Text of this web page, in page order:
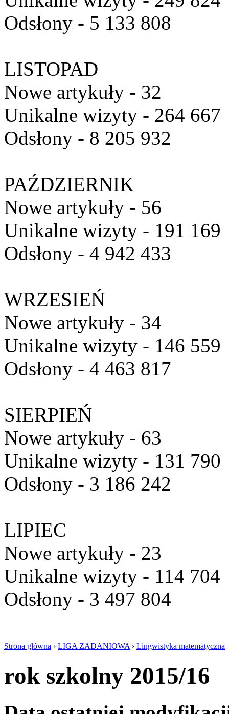
Odsłony - 5 133 808
LISTOPAD
Nowe artykuły - 32
Unikalne wizyty - 264 667
Odsłony - 8 205 932
PAŹDZIERNIK
Nowe artykuły - 56
Unikalne wizyty - 191 169
Odsłony - 4 942 433
WRZESIEŃ
Nowe artykuły - 34
Unikalne wizyty - 146 559
Odsłony - 4 463 817
SIERPIEŃ
Nowe artykuły - 63
Unikalne wizyty - 131 790
Odsłony - 3 186 242
LIPIEC
Nowe artykuły - 23
Unikalne wizyty - 114 704
Odsłony - 3 497 804
Strona główna › LIGA ZADANIOWA › Lingwistyka matematyczna
rok szkolny 2015/16